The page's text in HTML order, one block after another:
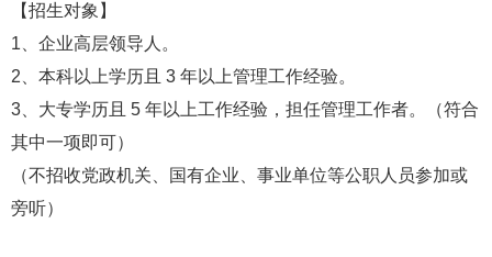
【招生对象】
1、企业高层领导人。
2、本科以上学历且 3 年以上管理工作经验。
3、大专学历且 5 年以上工作经验，担任管理工作者。（符合
其中一项即可）
（不招收党政机关、国有企业、事业单位等公职人员参加或
旁听）